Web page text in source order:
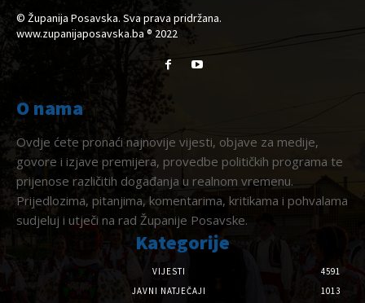
© Županija Posavska. Sva prava pridržana.
www.zupanijaposavska.ba ® 2022
O nama
Ovdje ćete pronaći najnovije vijesti, objave za medije,
govore i izjave premijera, provedbe političkih programa te
prijenose različitih događanja u realnom vremenu.
Prijedlozima, pitanjima, komentarima, kritikama i pohvalama
sudjeluj i utječi na rad Županije Posavske.
Kategorije
VIJESTI
4591
JAVNI NATJEČAJI
1013